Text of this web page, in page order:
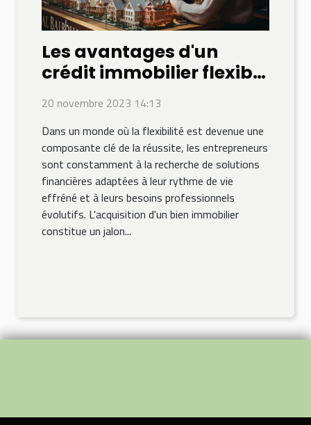
Les avantages d'un
crédit immobilier flexible
pour les entrepreneurs
20 novembre 2023 14:13
Dans un monde où la flexibilité est devenue une
composante clé de la réussite, les entrepreneurs
sont constamment à la recherche de solutions
financières adaptées à leur rythme de vie
effréné et à leurs besoins professionnels
évolutifs. L'acquisition d'un bien immobilier
constitue un jalon...